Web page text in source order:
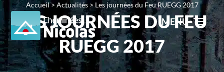
MENU
Accueil> Actualités>Les journées du Feu RUEGG 2017
LES JOURNÉES DU FEU
RUEGG 2017